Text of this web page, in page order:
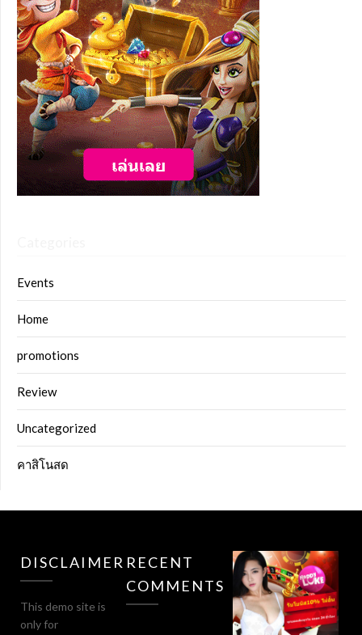
Events
Home
promotions
Review
Uncategorized
คาสิโนสด
DISCLAIMER
This demo site is
only for
RECENT
COMMENTS